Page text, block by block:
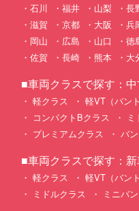
石川
福井 山梨 長
滋賀
京都 大阪 兵
岡山
広島 山口 徳
佐賀
長崎 熊本 大
■車両クラスで探す：
軽クラス 軽VT（バン
コンパクトBクラス
プレミアムクラス
バ
■車両クラスで探す：
軽クラス 軽VT（バン
ミドルクラス
ミニバ